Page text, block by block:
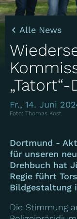
Alle News
„Tatort“-
Fr., 14. Juni
Foto: Thomas Kost
Dortmund -
für unseren
Drehbuch hat
Regie führt
Bildgestaltung
Die Stimmung